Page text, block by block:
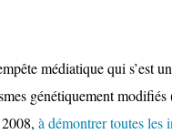
médiatique qui s’est
génétiquement
à démontrer toutes les